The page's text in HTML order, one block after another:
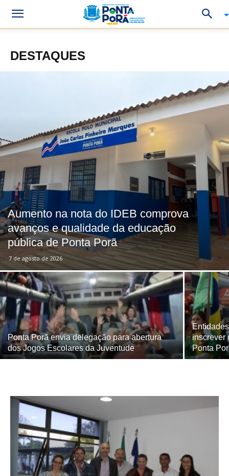
DESTAQUES
Aumento na nota do IDEB comprova
avanços e qualidade da educação
pública de Ponta Porã
7 de agosto de 2026
Ponta Porã envia delegação para abertura
dos Jogos Escolares da Juventude
inscrever
Ponta